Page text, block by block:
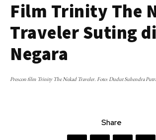
Film Trinity The
Traveler Suting
Negara
Prescon film Trinity The Nekad Traveler. Foto: Dudut Suhendra
Share